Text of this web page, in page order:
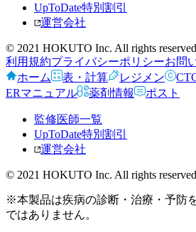
UpToDate特別割引
運営会社
© 2021 HOKUTO Inc. All rights
利用規約プライバシーポリシーお問
ホーム
表・計算 レジメン
ERマニュアル
薬剤情報 ポスト
監修医師一覧
UpToDate特別割引
運営会社
© 2021 HOKUTO Inc. All rights
※本製品は疾病の診断・治療・予防
ではありません。